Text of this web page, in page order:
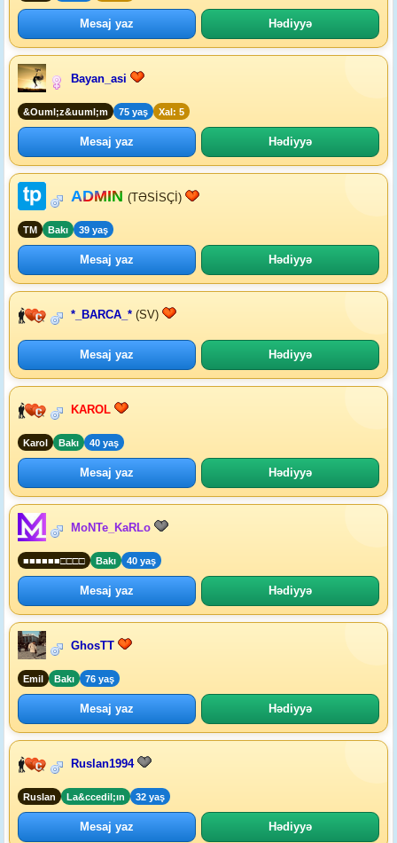
Mesaj yaz Hədiyyə
Bayan_asi
&Ouml;z&uuml;m 75 yaş Xal: 5
Mesaj yaz Hədiyyə
ADMIN (TƏSİSÇİ)
TM Bakı 39 yaş
Mesaj yaz Hədiyyə
*_BARCA_* (SV)
Mesaj yaz Hədiyyə
KAROL
Karol Bakı 40 yaş
Mesaj yaz Hədiyyə
MoNTe_KaRLo
■■■■■■□□□□ Bakı 40 yaş
Mesaj yaz Hədiyyə
GhosTT
Emil Bakı 76 yaş
Mesaj yaz Hədiyyə
Ruslan1994
Ruslan La&ccedil;ın 32 yaş
Mesaj yaz Hədiyyə